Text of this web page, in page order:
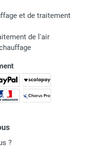
et de traitement
de l'air
?